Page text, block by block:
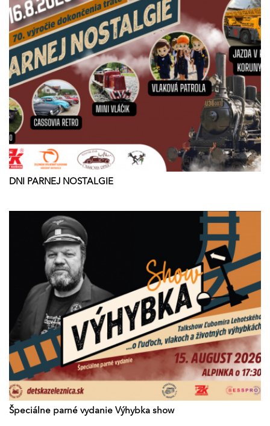
DNI PARNEJ NOSTALGIE
Špeciálne parné vydanie Výhybka show